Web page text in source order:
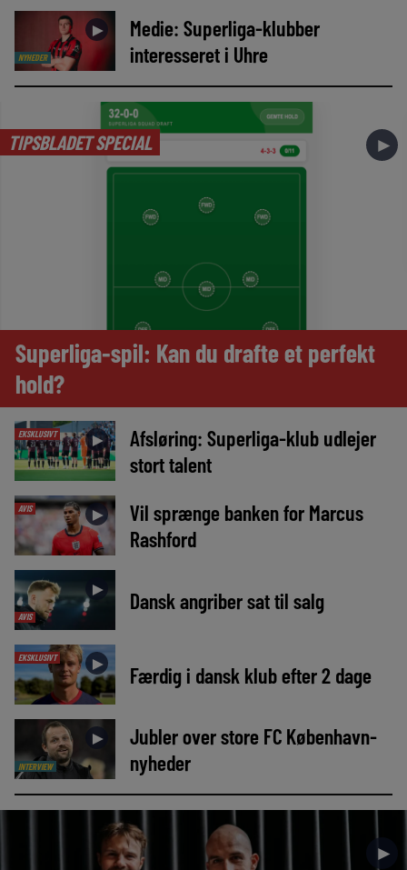
NYHEDER
►
Medie: Superliga-klubber
interesseret i Uhre
TIPSBLADET SPECIAL ►
Superliga-spil: Kan du drafte et perfekt
hold?
EKSKLUSIVT ►
Afsløring: Superliga-klub udlejer
stort talent
AVIS ►
Vil sprænge banken for Marcus
Rashford
AVIS
► Dansk angriber sat til salg
EKSKLUSIVT ► Færdig i dansk klub efter 2 dage
INTERVIEW
►
Jubler over store FC København-
nyheder
►